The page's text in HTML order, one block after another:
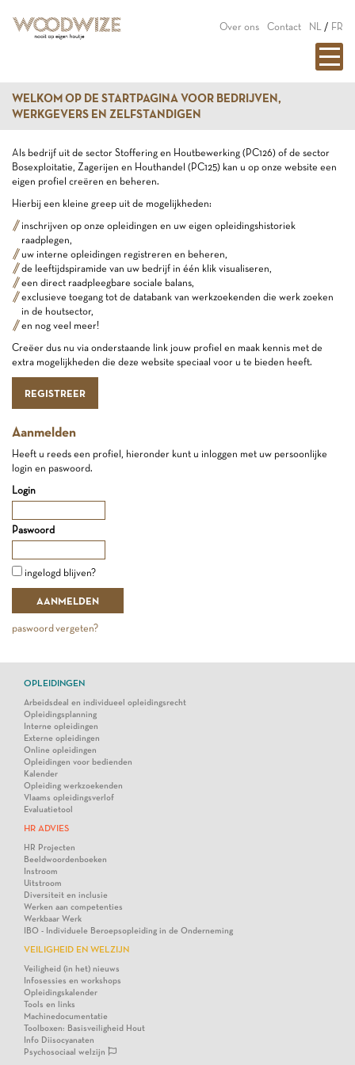
Over ons Contact NL / FR
WELKOM OP DE STARTPAGINA VOOR BEDRIJVEN,
WERKGEVERS EN ZELFSTANDIGEN
Als bedrijf uit de sector Stoffering en Houtbewerking (PC126) of de sector
Bosexploitatie, Zagerijen en Houthandel (PC125) kan u op onze website een
eigen profiel creëren en beheren.
Hierbij een kleine greep uit de mogelijkheden:
inschrijven op onze opleidingen en uw eigen opleidingshistoriek
raadplegen,
uw interne opleidingen registreren en beheren,
de leeftijdspiramide van uw bedrijf in één klik visualiseren,
een direct raadpleegbare sociale balans,
exclusieve toegang tot de databank van werkzoekenden die werk zoeken
in de houtsector,
en nog veel meer!
Creëer dus nu via onderstaande link jouw profiel en maak kennis met de
extra mogelijkheden die deze website speciaal voor u te bieden heeft.
REGISTREER
Aanmelden
Heeft u reeds een profiel, hieronder kunt u inloggen met uw persoonlijke
login en paswoord.
Login
Paswoord
ingelogd blijven?
paswoord vergeten?
OPLEIDINGEN
Arbeidsdeal en individueel opleidingsrecht
Opleidingsplanning
Interne opleidingen
Externe opleidingen
Online opleidingen
Opleidingen voor bedienden
Kalender
Opleiding werkzoekenden
Vlaams opleidingsverlof
Evaluatietool
HR ADVIES
HR Projecten
Beeldwoordenboeken
Instroom
Uitstroom
Diversiteit en inclusie
Werken aan competenties
Werkbaar Werk
IBO - Individuele Beroepsopleiding in de Onderneming
VEILIGHEID EN WELZIJN
Veiligheid (in het) nieuws
Infosessies en workshops
Opleidingskalender
Tools en links
Machinedocumentatie
Toolboxen: Basisveiligheid Hout
Info Diisocyanaten
Psychosociaal welzijn